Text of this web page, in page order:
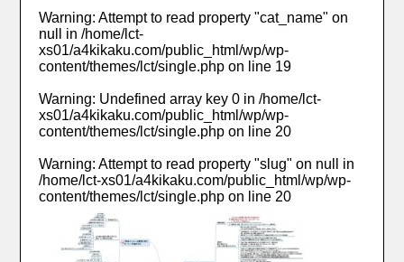
Warning: Attempt to read property "cat_name" on
null in/home/lct-
xs01/a4kikaku.com/public_html/wp/wp-
content/themes/lct/single.php on line 19
Warning: Undefined array key 0 in/home/lct-
xs01/a4kikaku.com/public_html/wp/wp-
content/themes/lct/single.php on line 20
Warning: Attempt to read property "slug" on null in
/home/lct-xs01/a4kikaku.com/public_html/wp/wp-
content/themes/lct/single.php on line 20